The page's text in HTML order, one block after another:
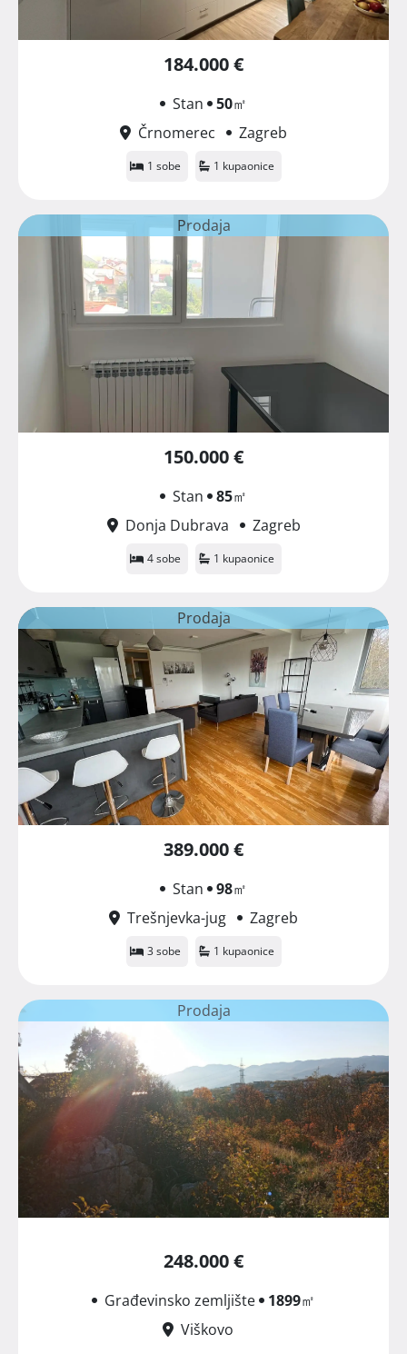
184.000 €
Stan 50㎡
Črnomerec
Zagreb
1 sobe 1 kupaonice
Prodaja
150.000 €
Stan 85㎡
Donja Dubrava
Zagreb
4 sobe 1 kupaonice
Prodaja
389.000 €
Stan 98㎡
Trešnjevka-jug
Zagreb
3 sobe 1 kupaonice
Prodaja
248.000 €
Građevinsko zemljište 1899㎡
Viškovo